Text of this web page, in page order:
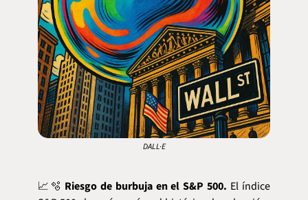
DALL·E
📈 🫧 Riesgo de burbuja en el S&P 500. El índice